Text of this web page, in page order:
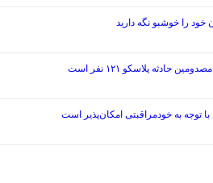
خود را خوشبو نگه دارید
حادثه پلاسکو ۱۲۱ نفر است
توجه به خودمراقبتی امکان‌پذیر است